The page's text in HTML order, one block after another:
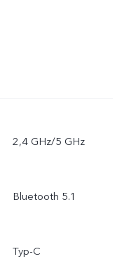
2,4 GHz/5 GHz
Bluetooth 5.1
Typ-C